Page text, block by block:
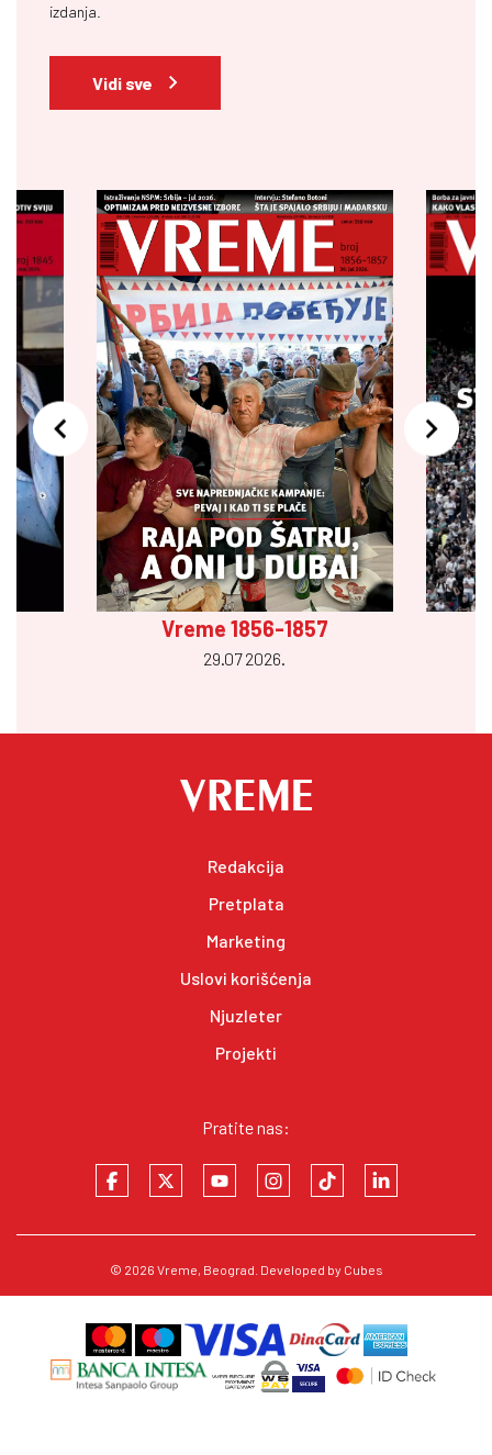
izdanja.
Vidi sve
Vreme 1856-1857
29.07 2026.
Redakcija
Pretplata
Marketing
Uslovi korišćenja
Njuzleter
Projekti
Pratite nas:
© 2026 Vreme, Beograd. Developed by Cubes